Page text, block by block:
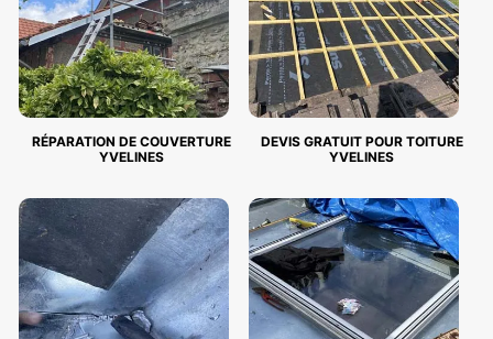
RÉPARATION DE COUVERTURE
YVELINES
DEVIS GRATUIT POUR TOITURE
YVELINES